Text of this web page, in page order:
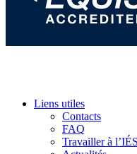
Liens utiles
Contacts
FAQ
Travailler à